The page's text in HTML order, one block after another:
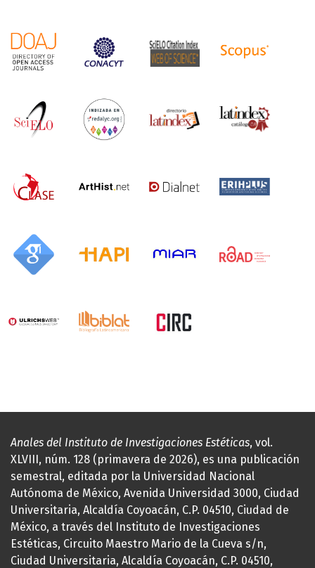
Anales del Instituto de Investigaciones Estéticas, vol.
XLVIII, núm. 128 (primavera de 2026), es una publicación
semestral, editada por la Universidad Nacional
Autónoma de México, Avenida Universidad 3000, Ciudad
Universitaria, Alcaldía Coyoacán, C.P. 04510, Ciudad de
México, a través del Instituto de Investigaciones
Estéticas, Circuito Maestro Mario de la Cueva s/n,
Ciudad Universitaria, Alcaldía Coyoacán, C.P. 04510,